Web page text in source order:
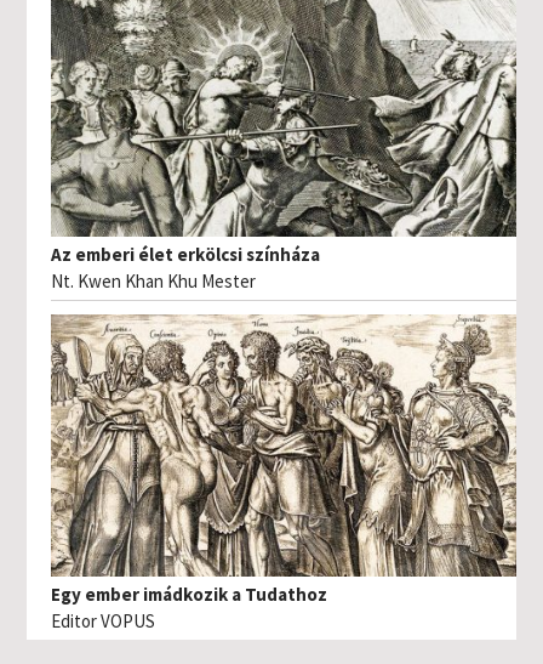
Az emberi élet erkölcsi színháza
Nt. Kwen Khan Khu Mester
Egy ember imádkozik a Tudathoz
Editor VOPUS